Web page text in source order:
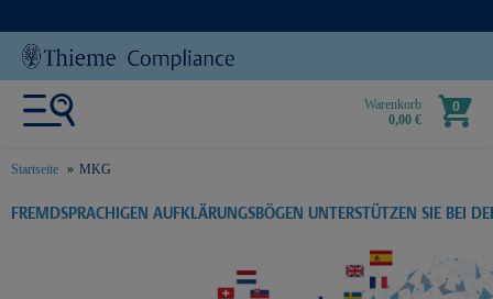
Warenkorb
0,00 €
0
Startseite MKG
text.skipToContent
text.skipToNavigation
FREMDSPRACHIGEN AUFKLÄRUNGSBÖGEN UNTERSTÜTZEN SIE BEI